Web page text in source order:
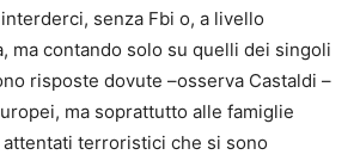
senza Fbi o, a livello
ma contando solo su quelli dei singoli
risposte dovute –osserva Castaldi –
ma soprattutto alle famiglie
terroristici che si sono